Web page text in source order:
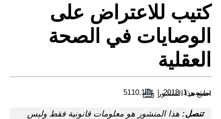
كتيب للاعتراض على
الوصايات في الصحة
العقلية
سبتمبر 1, 2018 #5110.14 اطبع هذا المنشور
تنصل: هذا المنشور هو معلومات قانونية فقط وليس